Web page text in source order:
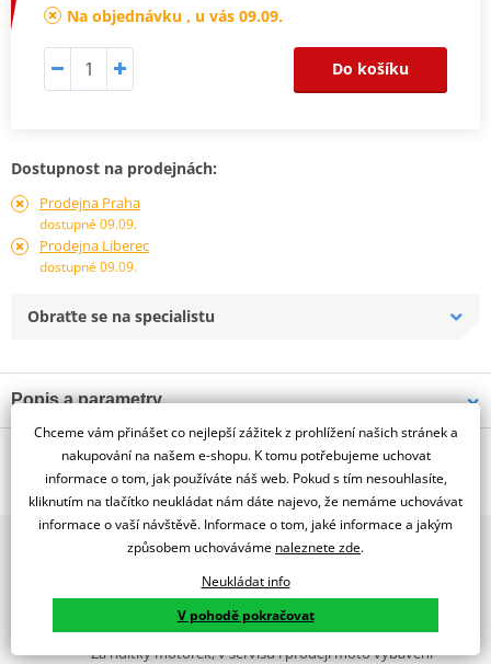
Na objednávku , u vás 09.09.
Do košíku
Dostupnost na prodejnách:
Prodejna Praha
dostupné 09.09.
Prodejna Liberec
dostupné 09.09.
Obraťte se na specialistu
Popis a parametry
Jsme autorizovaný
dealer značky PUIG
RACING SCREEN HONDA CRF000L AFRICA TWIN 16'-17'
Tabulka velikostí
Co když mi to nebude
O výrobci
PUIG byl založen v roce 1964 ve Španělsku. Vyrábí se ve městě
Granollers poblíž Barcelony na ploše 8 000 m² v objektu, který se
dělí na 3 části: komerční, odlitkovou a kovových součástek. Již 40
let se účastní nejslavnějších závodů motocyklů po celém světě. V
naší nabídce naleznete doplňky a příslušenství například: plexi,
padací protektory a mnoho dalšího.
2x multibrand showroom
díly, to vše v Praze a Liberci
Více než 30 let zkušeností
Za řídítky motorek, v servisu i prodeji moto vybavení
Chceme vám přinášet co nejlepší zážitek z prohlížení našich stránek a
nakupování na našem e-shopu. K tomu potřebujeme uchovat
informace o tom, jak používáte náš web. Pokud s tím nesouhlasíte,
kliknutím na tlačítko neukládat nám dáte najevo, že nemáme uchovávat
informace o vaší návštěvě. Informace o tom, jaké informace a jakým
způsobem uchováváme naleznete zde.
Neukládat info
V pohodě pokračovat